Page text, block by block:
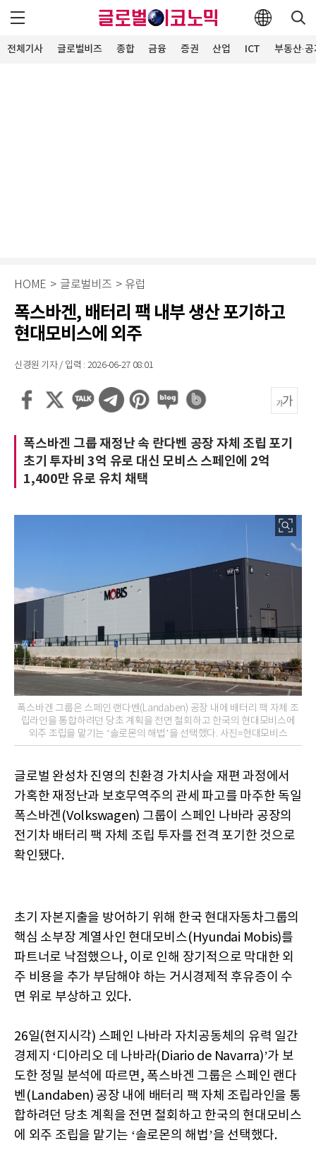
전체기사 글로벌비즈 종합 금융 증권 산업 ICT 부동산·
HOME > 글로벌비즈 > 유럽
폭스바겐, 배터리 팩 내부 생산 포기하고
현대모비스에 외주
신경원 기자 / 입력 : 2026-06-27 08:01
폭스바겐 그룹 재정난 속 란다벤 공장 자체 조립 포기
초기 투자비 3억 유로 대신 모비스 스페인에 2억
1,400만 유로 유치 채택
폭스바겐 그룹은 스페인 랜다벤(Landaben) 공장 내에 배터리 팩 자체 조
립라인을 통합하려던 당초 계획을 전면 철회하고 한국의 현대모비스에
외주 조립을 맡기는 ‘솔로몬의 해법’을 선택했다. 사진=현대모비스
글로벌 완성차 진영의 친환경 가치사슬 재편 과정에서
가혹한 재정난과 보호무역주의 관세 파고를 마주한 독일
폭스바겐(Volkswagen) 그룹이 스페인 나바라 공장의
전기차 배터리 팩 자체 조립 투자를 전격 포기한 것으로
확인됐다.
초기 자본지출을 방어하기 위해 한국 현대자동차그룹의
핵심 소부장 계열사인 현대모비스(Hyundai Mobis)를
파트너로 낙점했으나, 이로 인해 장기적으로 막대한 외
주 비용을 추가 부담해야 하는 거시경제적 후유증이 수
면 위로 부상하고 있다.
26일(현지시각) 스페인 나바라 자치공동체의 유력 일간
경제지 ‘디아리오 데 나바라(Diario de Navarra)’가 보
도한 정밀 분석에 따르면, 폭스바겐 그룹은 스페인 랜다
벤(Landaben) 공장 내에 배터리 팩 자체 조립라인을 통
합하려던 당초 계획을 전면 철회하고 한국의 현대모비스
에 외주 조립을 맡기는 ‘솔로몬의 해법’을 선택했다.